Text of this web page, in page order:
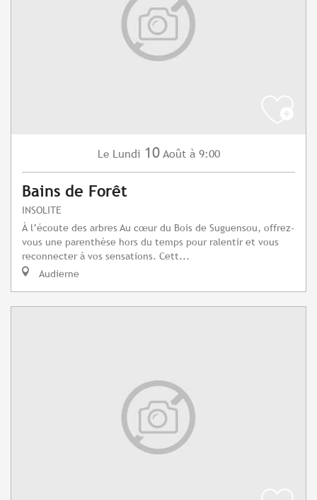
Le Lundi 10 Août à 9:00
Bains de Forêt
INSOLITE
À l’écoute des arbres Au cœur du Bois de Suguensou, offrez-
vous une parenthèse hors du temps pour ralentir et vous
reconnecter à vos sensations. Cett...
Audierne